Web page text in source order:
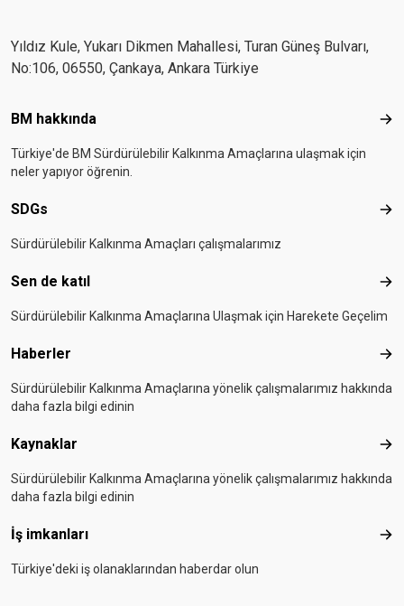
Yıldız Kule, Yukarı Dikmen Mahallesi, Turan Güneş Bulvarı,
No:106, 06550, Çankaya, Ankara Türkiye
Footer menu
BM hakkında BM
Türkiye'de BM Sürdürülebilir Kalkınma Amaçlarına ulaşmak için
neler yapıyor öğrenin.
SDGs
Sürdürülebilir Kalkınma Amaçları çalışmalarımız
Sen de katıl
Sürdürülebilir Kalkınma Amaçlarına Ulaşmak için Harekete Geçelim
Haberler
Sürdürülebilir Kalkınma Amaçlarına yönelik çalışmalarımız hakkında
daha fazla bilgi edinin
Kaynaklar
Sürdürülebilir Kalkınma Amaçlarına yönelik çalışmalarımız hakkında
daha fazla bilgi edinin
İş imkanları İş
Türkiye'deki iş olanaklarından haberdar olun